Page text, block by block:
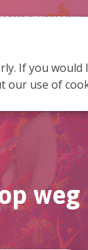
If you would
our use of
Wie wij zijn
MACHTSMISBRUIK
weg